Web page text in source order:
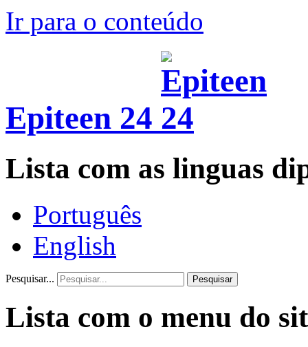
Ir para o conteúdo
Epiteen 24
Lista com as linguas
Português
English
Pesquisar... Pesquisar
Lista com o menu do